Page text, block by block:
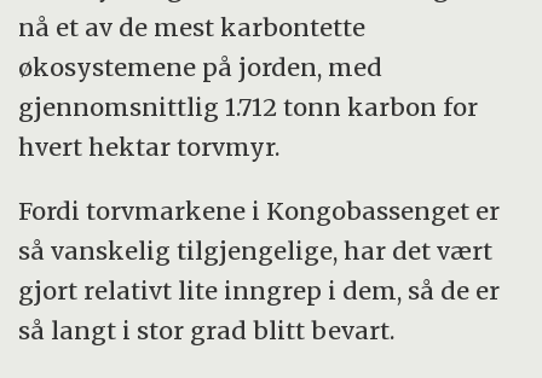
nå et av de mest karbontette
økosystemene på jorden, med
gjennomsnittlig 1.712 tonn karbon for
hvert hektar torvmyr.
Fordi torvmarkene i Kongobassenget er
så vanskelig tilgjengelige, har det vært
gjort relativt lite inngrep i dem, så de er
så langt i stor grad blitt bevart.